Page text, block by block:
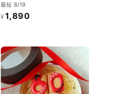
最短 8/19
¥ 1,890